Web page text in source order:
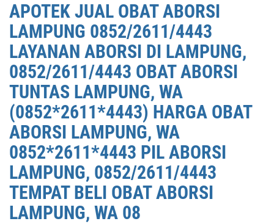
APOTEK JUAL OBAT ABORSI
LAMPUNG 0852/2611/4443
LAYANAN ABORSI DI LAMPUNG,
0852/2611/4443 OBAT ABORSI
TUNTAS LAMPUNG, WA
(0852*2611*4443) HARGA OBAT
ABORSI LAMPUNG, WA
0852*2611*4443 PIL ABORSI
LAMPUNG, 0852/2611/4443
TEMPAT BELI OBAT ABORSI
LAMPUNG, WA 08